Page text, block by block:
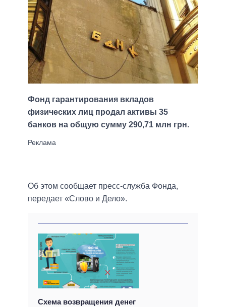
Фонд гарантирования вкладов
физических лиц продал активы 35
банков на общую сумму 290,71 млн грн.
Об этом сообщает пресс-служба Фонда,
передает «Слово и Дело».
Схема возвращения денег